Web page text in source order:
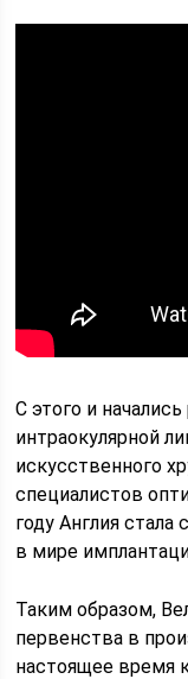
С этого и
интраокулярной
искусственного
специалистов
году Англия
в мире
Таким образом,
первенства в
настоящее время